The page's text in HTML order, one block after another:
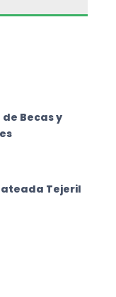
Becas y
Tejeril